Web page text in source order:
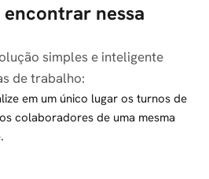
nessa
simples e inteligente
de trabalho:
em um único lugar os turnos de
colaboradores de uma mesma